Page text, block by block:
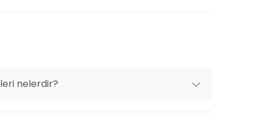
nelerdir?